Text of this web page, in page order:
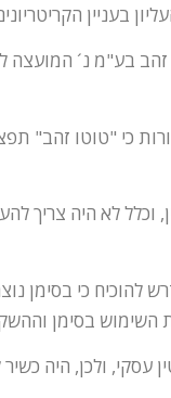
בעניין
02 מועדון מנויי טוטו
כי "טוטו זהב"
לא היה צריך
כי בסימן
השימוש בסימן
עסקי, ולכן, היה